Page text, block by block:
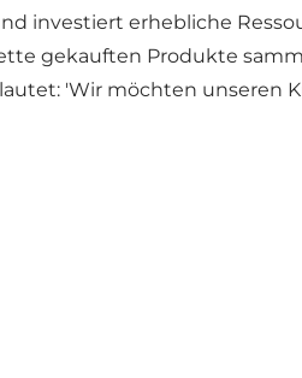
investiert erhebliche
gekauften Produkte
'Wir möchten unseren